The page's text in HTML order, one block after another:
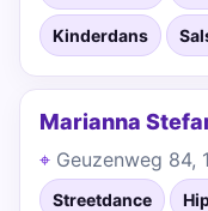
Kinderdans
Marianna
Geuzenweg 84,
Streetdance